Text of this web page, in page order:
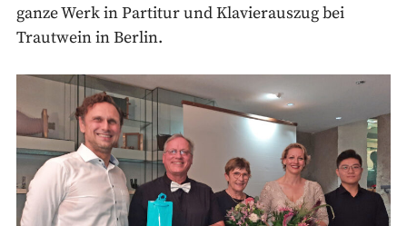
ganze Werk in Partitur und Klavierauszug bei
Trautwein in Berlin.